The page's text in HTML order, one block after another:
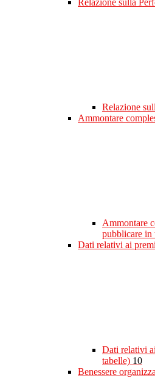
Relazione sulla
Relazione
Ammontare
Ammontare
pubblicare in
Dati relativi ai premi
Dati relativi
tabelle) 10
Benessere